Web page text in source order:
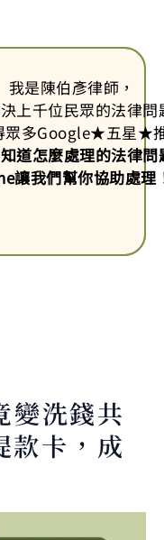
我是陳伯彥律師，
上千位民眾的法律問
眾多Google★五星★
道怎麼處理的法律問
讓我們幫你協助處理
洗錢共
款卡，成